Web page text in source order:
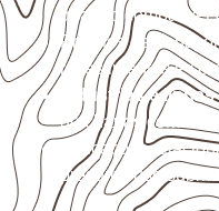
quando
Projetos de
revestimentos e
Indústrias e
de chapas com
Aplicações
presumir uso